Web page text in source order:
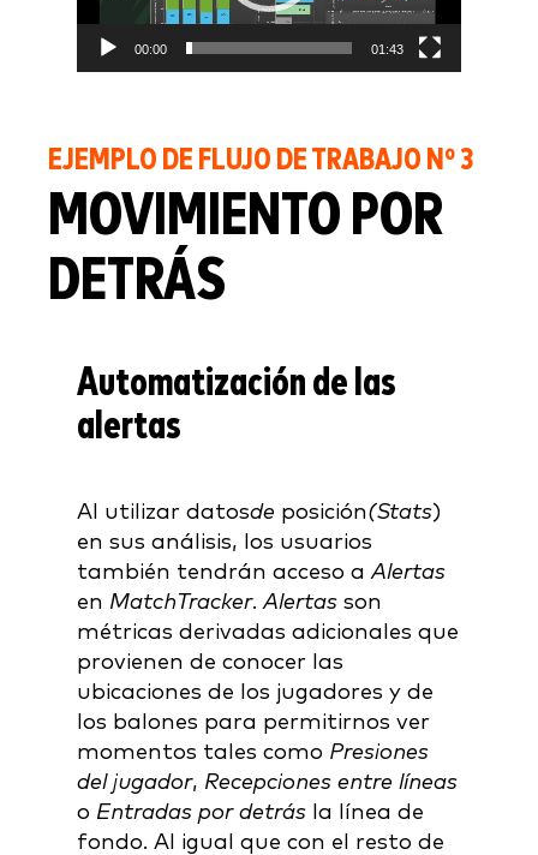
00:00 01:43
EJEMPLO DE FLUJO DE TRABAJO Nº 3
MOVIMIENTO POR
DETRÁS
Automatización de las
alertas
Al utilizar datosde posición(Stats)
en sus análisis, los usuarios
también tendrán acceso aAlertas
en MatchTracker.Alertas son
métricas derivadas adicionales que
provienen de conocer las
ubicaciones de los jugadores y de
los balones para permitirnos ver
momentos tales como Presiones
del jugador, Recepciones entre líneas
o Entradas por detrás la línea de
fondo. Al igual que con el resto de